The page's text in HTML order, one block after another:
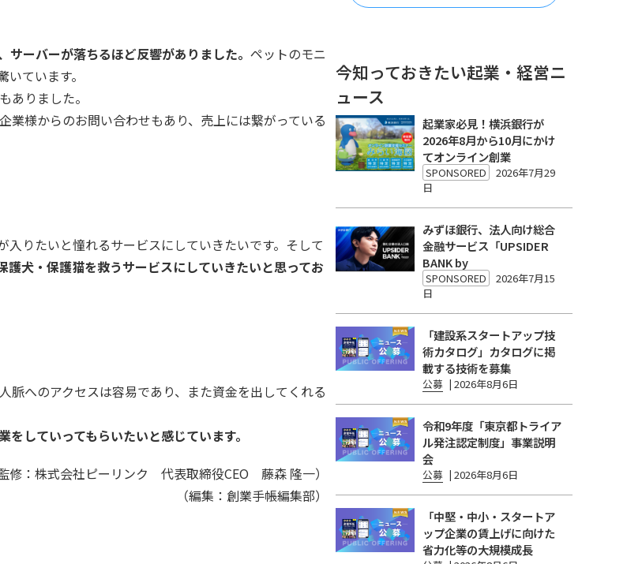
ーバーが落ちるほど反響がありました。 ペットのモニ
ています。
ありました。
様からのお問い合わせもあり、売上には繋がっている
りたいと憧れるサービスにしていきたいです。そして
犬・保護猫を救うサービスにしていきたいと思ってお
へのアクセスは容易であり、また資金を出してくれる
していってもらいたいと感じています。
監修：株式会社ピーリンク 代表取締役CEO​ 藤森 隆一）
（編集：創業手帳編集部）
今知っておきたい起業・経営ニ
ュース
起業家必見！横浜銀行が
2026年8月から10月にかけ
てオンライン創業
SPONSORED
2026年7月29
日
みずほ銀行、法人向け総合
金融サービス「UPSIDER
BANK by
SPONSORED
2026年7月15
日
「建設系スタートアップ技
術カタログ」カタログに掲
載する技術を募集
公募 | 2026年8月6日
令和9年度「東京都トライア
ル発注認定制度」事業説明
会
公募 | 2026年8月6日
「中堅・中小・スタートア
ップ企業の賃上げに向けた
省力化等の大規模成長